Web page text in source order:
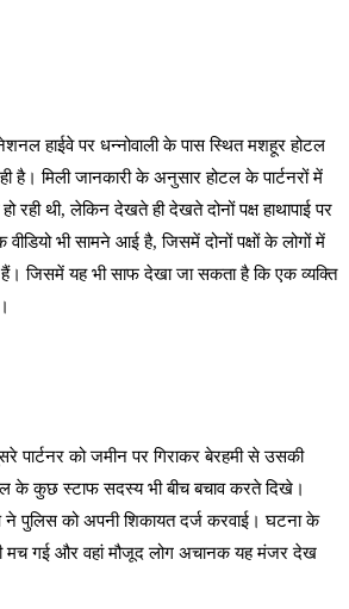
हाईवे पर धन्नोवाली के पास स्थित मशहूर होटल
मिली जानकारी के अनुसार होटल के पार्टनरों में
रही थी, लेकिन देखते ही देखते दोनों पक्ष हाथापाई पर
भी सामने आई है, जिसमें दोनों पक्षों के लोगों में
जिसमें यह भी साफ देखा जा सकता है कि एक व्यक्ति
पार्टनर को जमीन पर गिराकर बेरहमी से उसकी
के कुछ स्टाफ सदस्य भी बीच बचाव करते दिखे।
ने पुलिस को अपनी शिकायत दर्ज करवाई। घटना के
मच गई और वहां मौजूद लोग अचानक यह मंजर देख